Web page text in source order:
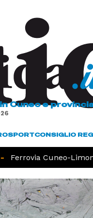
Cuneo e
SPORTCONSIGLIO
Cuneo-